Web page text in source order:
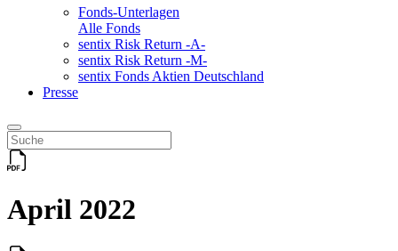
Fonds-Unterlagen
Alle Fonds
sentix Risk Return -A-
sentix Risk Return -M-
sentix Fonds Aktien Deutschland
Presse
April 2022